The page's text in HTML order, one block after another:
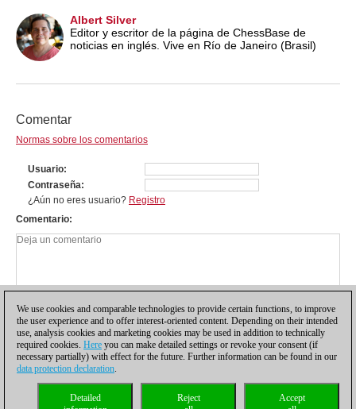
Albert Silver
Editor y escritor de la página de ChessBase de
noticias en inglés. Vive en Río de Janeiro (Brasil)
Comentar
Normas sobre los comentarios
Usuario
Contraseña
¿Aún no eres usuario? Registro
Comentario
Política de privacidad |Para contactar Cookies Management
We use cookies and comparable technologies to provide certain functions, to improve
the user experience and to offer interest-oriented content. Depending on their intended
use, analysis cookies and marketing cookies may be used in addition to technically
required cookies. Here you can make detailed settings or revoke your consent (if
necessary partially) with effect for the future. Further information can be found in our
data protection declaration.
Accept
Reject
Detailed